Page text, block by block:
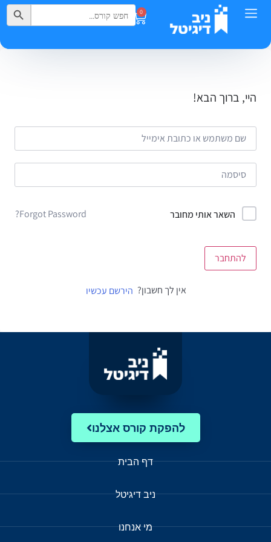
0
Search
for:
Search Button
היי, ברוך הבא!
השאר אותי מחובר Forgot Password?
להתחבר
אין לך חשבון? הירשם עכשיו
להפקת קורס אצלנו
דף הבית
ניב דיגיטל
מי אנחנו